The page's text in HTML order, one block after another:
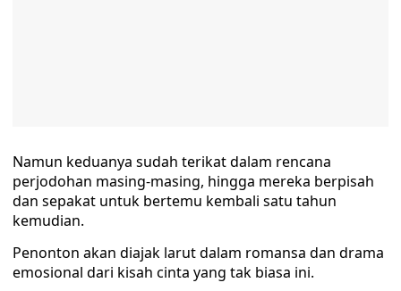
Namun keduanya sudah terikat dalam rencana
perjodohan masing-masing, hingga mereka berpisah
dan sepakat untuk bertemu kembali satu tahun
kemudian.
Penonton akan diajak larut dalam romansa dan drama
emosional dari kisah cinta yang tak biasa ini.